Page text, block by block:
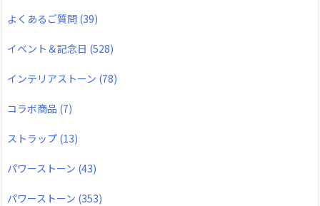
よくあるご質問 (39)
イベント＆記念日 (528)
インテリアストーン (78)
コラボ商品 (7)
ストラップ (13)
パワーストーン (43)
パワーストーン (353)